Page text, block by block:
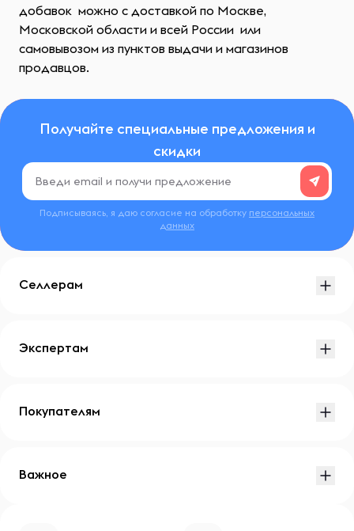
добавок можно с доставкой по Москве,
Московской области и всей России или
самовывозом из пунктов выдачи и магазинов
продавцов.
Получайте специальные предложения и
скидки
Подписываясь, я даю согласие на обработку персональных
данных
Селлерам
Экспертам
Покупателям
Важное